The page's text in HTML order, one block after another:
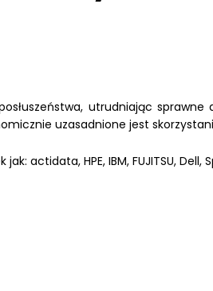
utrudniając sprawne
uzasadnione jest
actidata, HPE, IBM, FUJITSU,